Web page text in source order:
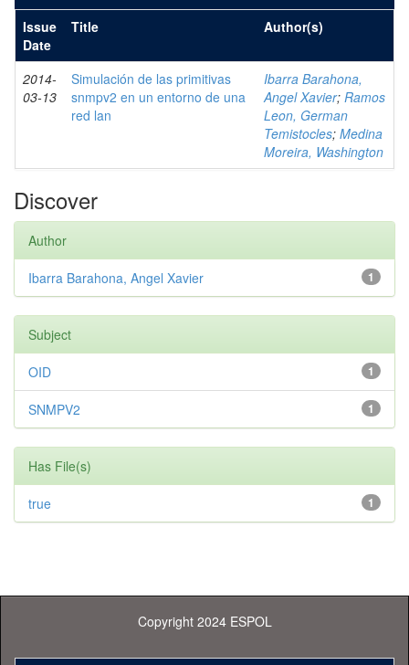
Issue
Date
Title Author(s)
2014-
03-13
Simulación de las primitivas
snmpv2 en un entorno de una
red lan
Ibarra Barahona,
Angel Xavier; Ramos
Leon, German
Temistocles; Medina
Moreira, Washington
Discover
Author
1
Ibarra Barahona, Angel Xavier
Subject
1
OID
1
SNMPV2
Has File(s)
1
true
Copyright 2024 ESPOL